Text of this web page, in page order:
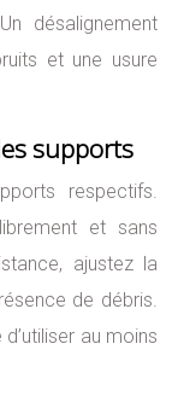
désalignement
et une usure
supports
respectifs.
et sans
ajustez la
de débris.
au moins